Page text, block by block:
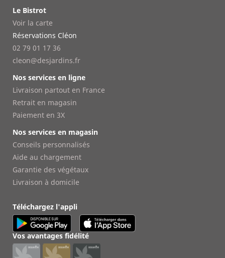
Le Bistrot
Voir la carte
Réservations Cléon
02 79 01 17 36
cleon@desjardins.fr
Nos services en ligne
Livraison partout en France
Retrait en magasin
Paiement en 3X
Nos services en magasin
Conseils personnalisés
Aide au chargement
Garantie des végétaux
Livraison à domicile
Téléchargez l'appli
Vos avantages fidélité